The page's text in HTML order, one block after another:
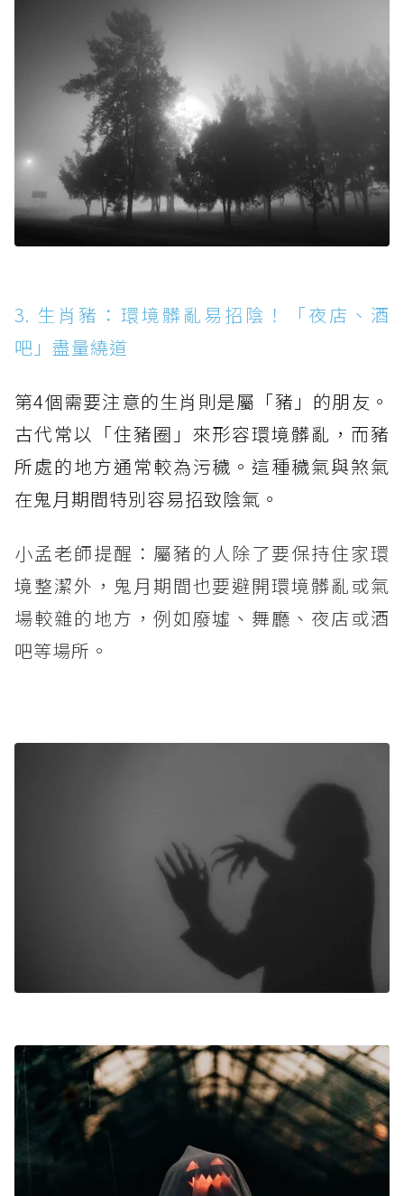
3. 生肖豬：環境髒亂易招陰！「夜店、酒
吧」盡量繞道
第4個需要注意的生肖則是屬「豬」的朋友。
古代常以「住豬圈」來形容環境髒亂，而豬
所處的地方通常較為污穢。這種穢氣與煞氣
在鬼月期間特別容易招致陰氣。
小孟老師提醒：屬豬的人除了要保持住家環
境整潔外，鬼月期間也要避開環境髒亂或氣
場較雜的地方，例如廢墟、舞廳、夜店或酒
吧等場所。